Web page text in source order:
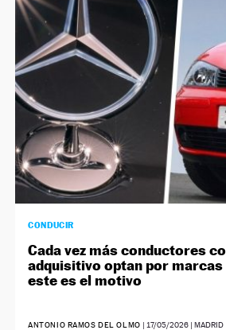
NEWSLETTER
SÍGUENOS
CONDUCIR
Cada vez más conductores
adquisitivo optan por
este es el motivo
ANTONIO RAMOS DEL OLMO | 17/05/2026| MADRID